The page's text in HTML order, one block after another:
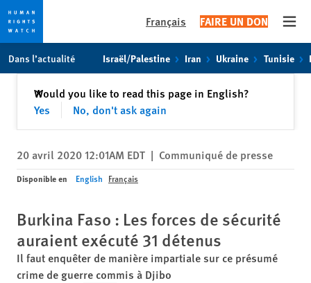
toto
content
Français FAIRE UN DON
Dans l’actualité Israël/Palestine Iran Ukraine Tunisie
Would you like to read this page in English?
Yes
No, don't ask again
✕Fermer
20 avril 2020 12:01AM EDT | Communiqué de presse
Disponible en English Français
Burkina Faso : Les forces de sécurité
auraient exécuté 31 détenus
Il faut enquêter de manière impartiale sur ce présumé
crime de guerre commis à Djibo